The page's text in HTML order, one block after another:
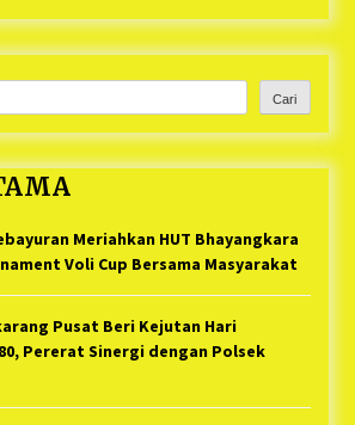
Cari
Meriahkan HUT Bhayangkara
Voli Cup Bersama Masyarakat
Pusat Beri Kejutan Hari
Pererat Sinergi dengan Polsek